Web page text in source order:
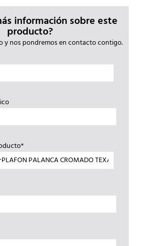
información sobre este
producto?
y nos pondremos en contacto contigo.